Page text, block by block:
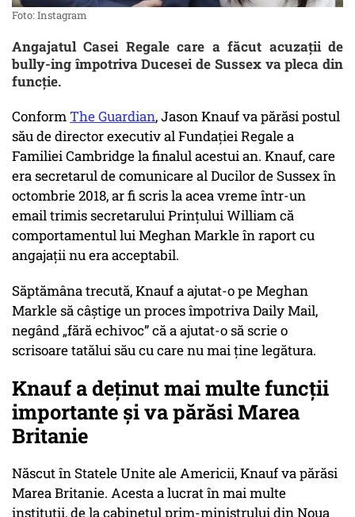
Foto: Instagram
Angajatul Casei Regale care a făcut acuzații de
bully-ing împotriva Ducesei de Sussex va pleca din
funcție.
ConformThe Guardian, Jason Knauf va părăsi postul
său de director executiv al Fundației Regale a
Familiei Cambridge la finalul acestui an. Knauf, care
era secretarul de comunicare al Ducilor de Sussex în
octombrie 2018, ar fi scris la acea vreme într-un
email trimis secretarului Prințului William că
comportamentul lui Meghan Markle în raport cu
angajații nu era acceptabil.
Săptămâna trecută, Knauf a ajutat-o pe Meghan
Markle să câștige un proces împotriva Daily Mail,
negând „fără echivoc” că a ajutat-o să scrie o
scrisoare tatălui său cu care nu mai ține legătura.
Knauf a deținut mai multe funcții
importante și va părăsi Marea
Britanie
Născut în Statele Unite ale Americii, Knauf va părăsi
Marea Britanie. Acesta a lucrat în mai multe
instituții, de la cabinetul prim-ministrului din Noua